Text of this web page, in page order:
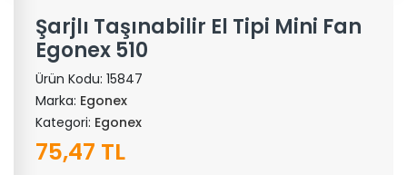
Şarjlı Taşınabilir El Tipi Mini Fan
Egonex 510
Ürün Kodu: 15847
Marka: Egonex
Kategori: Egonex
75,47 TL